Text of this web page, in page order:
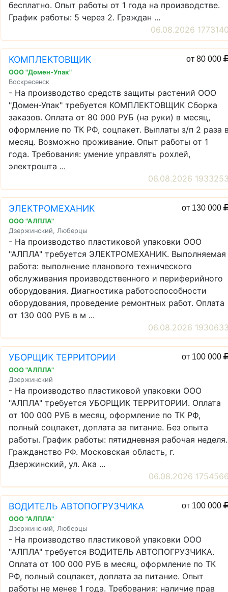
бесплатно. Опыт работы от 1 года на производстве.
График работы: 5 через 2. Граждан ...
06.08.2026
КОМПЛЕКТОВЩИК от 80 000
ООО "Домен-Упак"
Воскресенск
- На производство средств защиты растений ООО
"Домен-Упак" требуется КОМПЛЕКТОВЩИК Сборка
заказов. Оплата от 80 000 РУБ (на руки) в месяц,
оформление по ТК РФ, соцпакет. Выплаты з/п 2 раза
месяц. Возможно проживание. Опыт работы от 1
года. Требования: умение управлять рохлей,
электрошта ...
06.08.2026
ЭЛЕКТРОМЕХАНИК от 130 000
ООО "АЛПЛА"
Дзержинский, Люберцы
- На производство пластиковой упаковки ООО
"АЛПЛА" требуется ЭЛЕКТРОМЕХАНИК. Выполняемая
работа: выполнение планового технического
обслуживания производственного и периферийного
оборудования. Диагностика работоспособности
оборудования, проведение ремонтных работ. Оплата
от 130 000 РУБ в м ...
06.08.2026
УБОРЩИК ТЕРРИТОРИИ от 100 000
ООО "АЛПЛА"
Дзержинский
- На производство пластиковой упаковки ООО
"АЛПЛА" требуется УБОРЩИК ТЕРРИТОРИИ. Оплата
от 100 000 РУБ в месяц, оформление по ТК РФ,
полный соцпакет, доплата за питание. Без опыта
работы. График работы: пятидневная рабочая неделя.
Гражданство РФ. Московская область, г.
Дзержинский, ул. Ака ...
06.08.2026
ВОДИТЕЛЬ АВТОПОГРУЗЧИКА от 100 000
ООО "АЛПЛА"
Дзержинский, Люберцы
- На производство пластиковой упаковки ООО
"АЛПЛА" требуется ВОДИТЕЛЬ АВТОПОГРУЗЧИКА.
Оплата от 100 000 РУБ в месяц, оформление по ТК
РФ, полный соцпакет, доплата за питание. Опыт
работы не менее 1 года. Требования: наличие прав